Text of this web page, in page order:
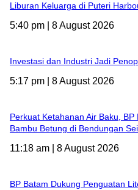
Liburan Keluarga di Puteri
5:40 pm | 8 August 2026
Investasi dan Industri Jadi
5:17 pm | 8 August 2026
Perkuat Ketahanan Air Baku,
Bambu Betung di Bendungan
11:18 am | 8 August 2026
BP Batam Dukung Penguatan